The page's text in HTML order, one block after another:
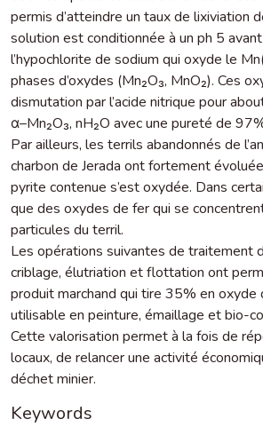
permis d’atteindre un taux de lixiviation
solution est conditionnée à un ph 5
l’hypochlorite de sodium qui oxyde le
phases d’oxydes (Mn₂O₃, MnO₂). Ces
dismutation par l’acide nitrique pour
α–Mn₂O₃, nH₂O avec une pureté de
Par ailleurs, les terrils abandonnés de
charbon de Jerada ont fortement
pyrite contenue s’est oxydée. Dans
que des oxydes de fer qui se
particules du terril.
Les opérations suivantes de traitement
criblage, élutriation et flottation ont
produit marchand qui tire 35% en oxyde
utilisable en peinture, émaillage et bio-
Cette valorisation permet à la fois de
locaux, de relancer une activité
déchet minier.
Keywords